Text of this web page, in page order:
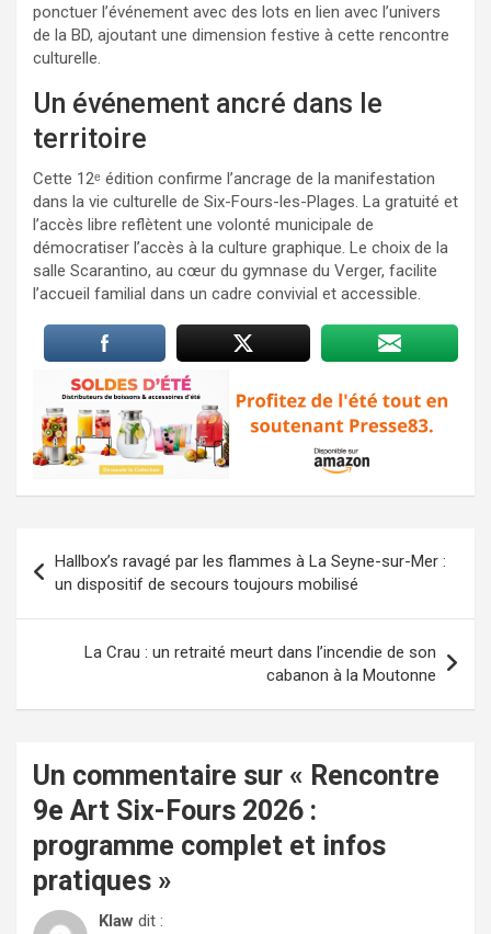
ponctuer l’événement avec des lots en lien avec l’univers
de la BD, ajoutant une dimension festive à cette rencontre
culturelle.
Un événement ancré dans le
territoire
Cette 12ᵉ édition confirme l’ancrage de la manifestation
dans la vie culturelle de Six-Fours-les-Plages. La gratuité et
l’accès libre reflètent une volonté municipale de
démocratiser l’accès à la culture graphique. Le choix de la
salle Scarantino, au cœur du gymnase du Verger, facilite
l’accueil familial dans un cadre convivial et accessible.
de
l’article
Hallbox’s ravagé par les flammes à La Seyne-sur-Mer :
un dispositif de secours toujours mobilisé
La Crau : un retraité meurt dans l’incendie de son
cabanon à la Moutonne
Un commentaire sur « Rencontre
9e Art Six-Fours 2026 :
programme complet et infos
pratiques »
Klaw dit :